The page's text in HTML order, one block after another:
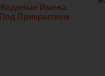
Кодовые Имена.
Под Прикрытием